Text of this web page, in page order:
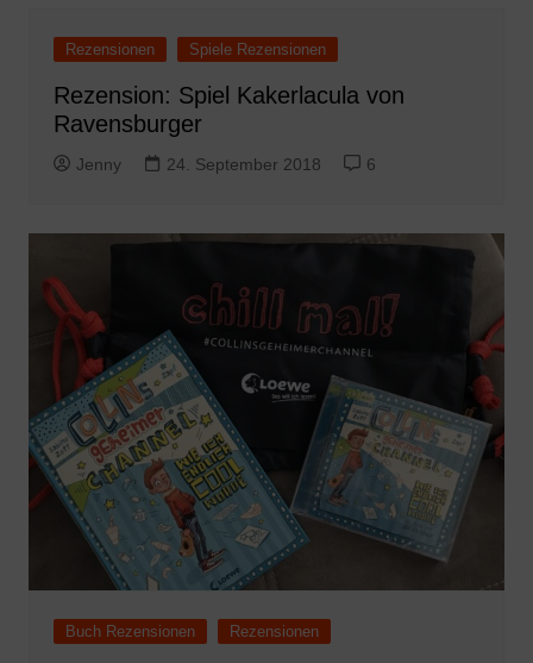
Rezensionen Spiele Rezensionen
Rezension: Spiel Kakerlacula von
Ravensburger
Jenny 24. September 2018 6
Buch Rezensionen Rezensionen